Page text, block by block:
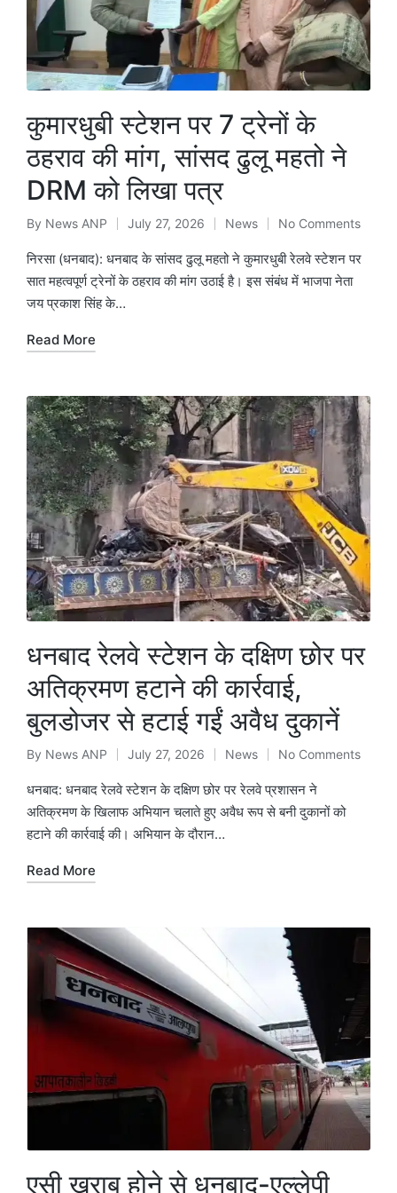
कुमारधुबी स्टेशन पर 7 ट्रेनों के
ठहराव की मांग, सांसद ढुलू महतो ने
DRM को लिखा पत्र
Posted
by
By News ANP July 27, 2026
Posted
in
News No Comments
निरसा (धनबाद): धनबाद के सांसद ढुलू महतो ने कुमारधुबी रेलवे स्टेशन पर
सात महत्वपूर्ण ट्रेनों के ठहराव की मांग उठाई है। इस संबंध में भाजपा नेता
जय प्रकाश सिंह के…
Read More
धनबाद रेलवे स्टेशन के दक्षिण छोर पर
अतिक्रमण हटाने की कार्रवाई,
बुलडोजर से हटाई गईं अवैध दुकानें
Posted
by
By News ANP July 27, 2026
Posted
in
News No Comments
धनबाद: धनबाद रेलवे स्टेशन के दक्षिण छोर पर रेलवे प्रशासन ने
अतिक्रमण के खिलाफ अभियान चलाते हुए अवैध रूप से बनी दुकानों को
हटाने की कार्रवाई की। अभियान के दौरान…
Read More
एसी खराब होने से धनबाद-एल्लेपी